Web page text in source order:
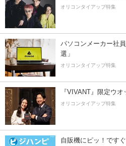
オリコンタイアップ特集
パソコンメーカー社
選」
オリコンタイアップ特集
『VIVANT』限定ウ
オリコンタイアップ特集
自販機にピッ！です